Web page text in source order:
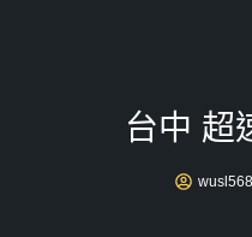
台中 超